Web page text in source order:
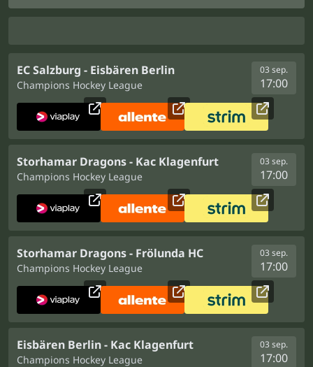
EC Salzburg - Eisbären Berlin
Champions Hockey League
03 sep.
17:00
Storhamar Dragons - Kac Klagenfurt
Champions Hockey League
03 sep.
17:00
Storhamar Dragons - Frölunda HC
Champions Hockey League
03 sep.
17:00
Eisbären Berlin - Kac Klagenfurt
Champions Hockey League
03 sep.
17:00